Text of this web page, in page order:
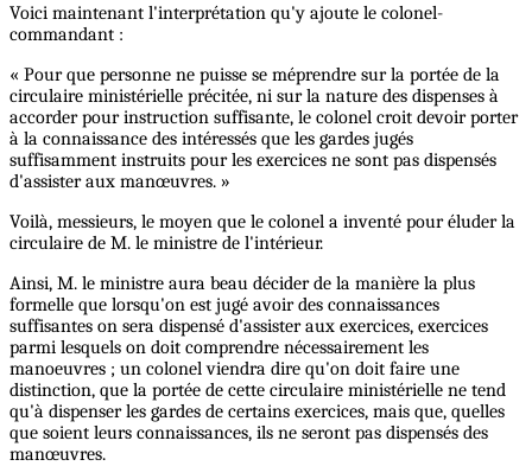
Voici maintenant l'interprétation qu'y ajoute le colonel-
commandant :
« Pour que personne ne puisse se méprendre sur la portée de la
circulaire ministérielle précitée, ni sur la nature des dispenses à
accorder pour instruction suffisante, le colonel croit devoir porter
à la connaissance des intéressés que les gardes jugés
suffisamment instruits pour les exercices ne sont pas dispensés
d'assister aux manœuvres. »
Voilà, messieurs, le moyen que le colonel a inventé pour éluder la
circulaire de M. le ministre de l'intérieur.
Ainsi, M. le ministre aura beau décider de la manière la plus
formelle que lorsqu'on est jugé avoir des connaissances
suffisantes on sera dispensé d'assister aux exercices, exercices
parmi lesquels on doit comprendre nécessairement les
manoeuvres ; un colonel viendra dire qu'on doit faire une
distinction, que la portée de cette circulaire ministérielle ne tend
qu'à dispenser les gardes de certains exercices, mais que, quelles
que soient leurs connaissances, ils ne seront pas dispensés des
manœuvres.